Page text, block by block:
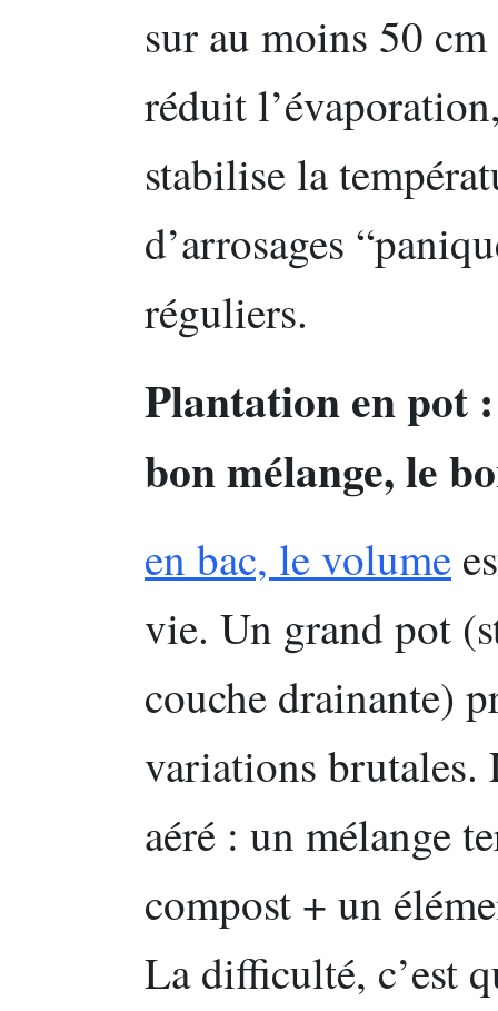
sur au moins 50
réduit
stabilise la
d’arrosages
réguliers.
Plantation en pot
bon mélange, le
en bac, le volume
vie. Un grand pot
couche drainante)
variations brutales.
aéré : un mélange
compost + un
La difficulté, c’est